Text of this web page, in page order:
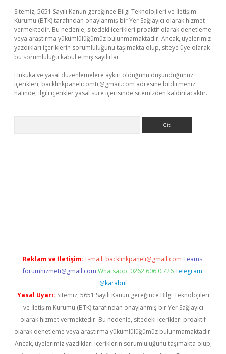
Sitemiz, 5651 Sayılı Kanun gereğince Bilgi Teknolojileri ve İletişim
Kurumu (BTK) tarafından onaylanmış bir Yer Sağlayıcı olarak hizmet
vermektedir. Bu nedenle, sitedeki içerikleri proaktif olarak denetleme
veya araştırma yükümlülüğümüz bulunmamaktadır. Ancak, üyelerimiz
yazdıkları içeriklerin sorumluluğunu taşımakta olup, siteye üye olarak
bu sorumluluğu kabul etmiş sayılırlar.
Hukuka ve yasal düzenlemelere aykırı olduğunu düşündüğünüz
içerikleri, backlinkpanelicomtr@gmail.com adresine bildirmeniz
halinde, ilgili içerikler yasal süre içerisinde sitemizden kaldırılacaktır.
Reklam ve İletişim: E-mail: backlinkpaneli@gmail.com Teams:
forumhizmeti@gmail.com Whatsapp: 0262 606 0 726 Telegram:
@karabul
Yasal Uyarı: Sitemiz, 5651 Sayılı Kanun gereğince Bilgi Teknolojileri
ve İletişim Kurumu (BTK) tarafından onaylanmış bir Yer Sağlayıcı
olarak hizmet vermektedir. Bu nedenle, sitedeki içerikleri proaktif
olarak denetleme veya araştırma yükümlülüğümüz bulunmamaktadır.
Ancak, üyelerimiz yazdıkları içeriklerin sorumluluğunu taşımakta olup,